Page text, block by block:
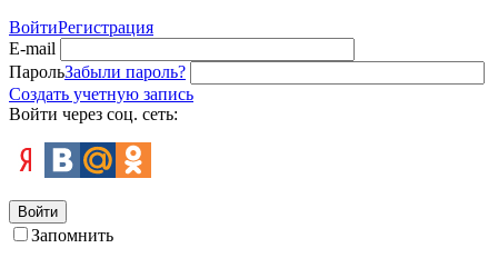
ВойтиРегистрация
E-mail
ПарольЗабыли пароль?
Создать учетную запись
Войти через соц. сеть:
Войти
Запомнить